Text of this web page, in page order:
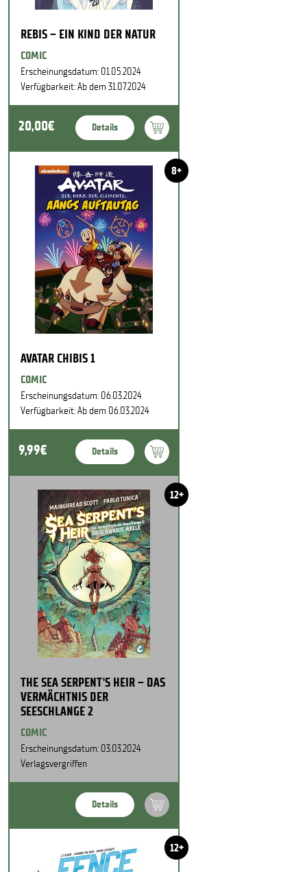
REBIS – EIN KIND DER NATUR
COMIC
Erscheinungsdatum: 01.05.2024
Verfügbarkeit: Ab dem 31.07.2024
20,00€ Details
8+
AVATAR CHIBIS 1
COMIC
Erscheinungsdatum: 06.03.2024
Verfügbarkeit: Ab dem 06.03.2024
9,99€ Details
12+
THE SEA SERPENT'S HEIR – DAS
VERMÄCHTNIS DER
SEESCHLANGE 2
COMIC
Erscheinungsdatum: 03.03.2024
Verlagsvergriffen
Details
12+